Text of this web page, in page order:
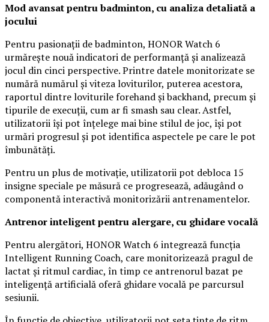
Mod avansat pentru badminton, cu analiza detaliată a
jocului
Pentru pasionații de badminton, HONOR Watch 6
urmărește nouă indicatori de performanță și analizează
jocul din cinci perspective. Printre datele monitorizate se
numără numărul și viteza loviturilor, puterea acestora,
raportul dintre loviturile forehand și backhand, precum și
tipurile de execuții, cum ar fi smash sau clear. Astfel,
utilizatorii își pot înțelege mai bine stilul de joc, își pot
urmări progresul și pot identifica aspectele pe care le pot
îmbunătăți.
Pentru un plus de motivație, utilizatorii pot debloca 15
insigne speciale pe măsură ce progresează, adăugând o
componentă interactivă monitorizării antrenamentelor.
Antrenor inteligent pentru alergare, cu ghidare vocală
Pentru alergători, HONOR Watch 6 integrează funcția
Intelligent Running Coach, care monitorizează pragul de
lactat și ritmul cardiac, în timp ce antrenorul bazat pe
inteligență artificială oferă ghidare vocală pe parcursul
sesiunii.